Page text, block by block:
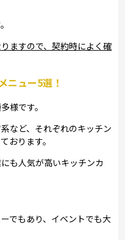
ますので、契約時によく確
ニュー5選！
様です。
など、それぞれのキッチン
おります。
も人気が高いキッチンカ
でもあり、イベントでも大